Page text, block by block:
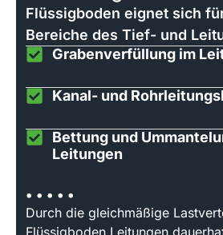
Flüssigboden eignet sich
Bereiche des Tief- und
Grabenverfüllung im
Kanal- und
Bettung und
Leitungen
• • • • •
Durch die gleichmäßige
Flüssigboden Leitungen